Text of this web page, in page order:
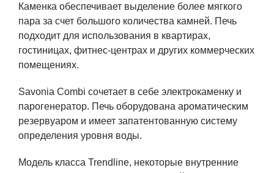
Каменка обеспечивает выделение более мягкого
пара за счет большого количества камней. Печь
подходит для использования в квартирах,
гостиницах, фитнес-центрах и других коммерческих
помещениях.
Savonia Combi сочетает в себе электрокаменку и
парогенератор. Печь оборудована ароматическим
резервуаром и имеет запатентованную систему
определения уровня воды.
Модель класса Trendline, некоторые внутренние